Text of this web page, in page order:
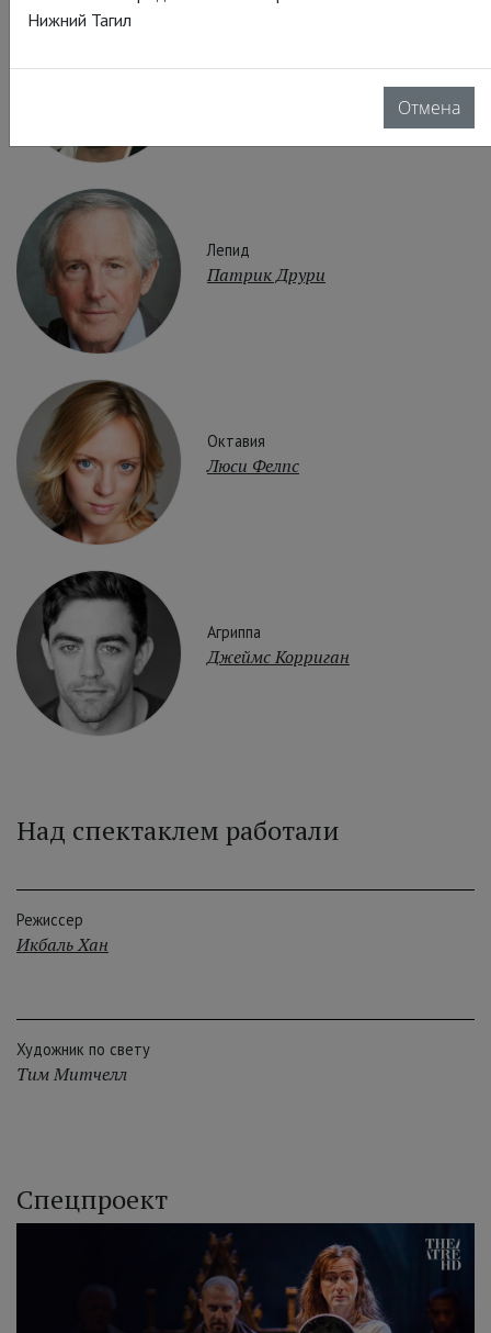
Лепид
Патрик Друри
Октавия
Люси Фелпс
Агриппа
Джеймс Корриган
Над спектаклем работали
Режиссер
Икбаль Хан
Художник по свету
Тим Митчелл
Спецпроект
Нижний Тагил
Отмена